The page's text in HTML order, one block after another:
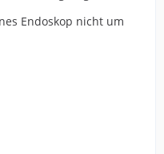
Endoskop nicht um